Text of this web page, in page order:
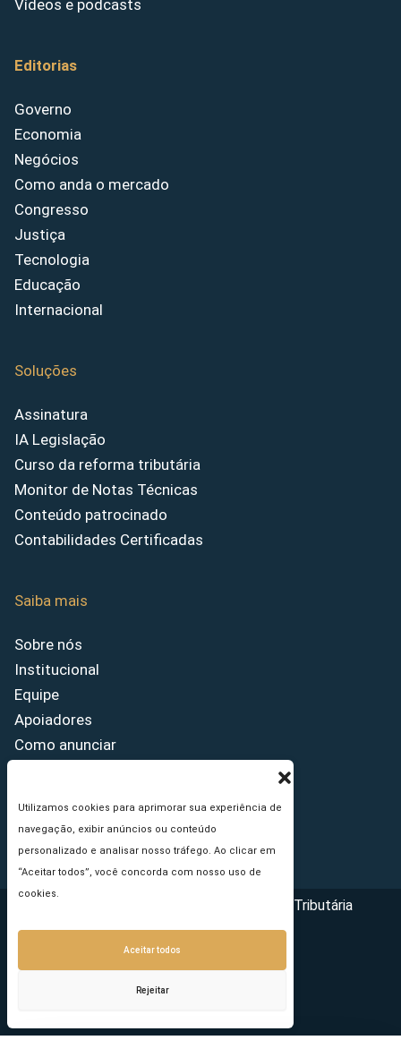
Utilizamos cookies para aprimorar sua experiência de
navegação, exibir anúncios ou conteúdo
personalizado e analisar nosso tráfego. Ao clicar em
“Aceitar todos”, você concorda com nosso uso de
cookies.
Aceitar todos
Rejeitar
Vídeos e podcasts
Editorias
Governo
Economia
Negócios
Como anda o mercado
Congresso
Justiça
Tecnologia
Educação
Internacional
Soluções
Assinatura
IA Legislação
Curso da reforma tributária
Monitor de Notas Técnicas
Conteúdo patrocinado
Contabilidades Certificadas
Saiba mais
Sobre nós
Institucional
Equipe
Apoiadores
Como anunciar
Princípios Editoriais
Copyright © 2026 - Portal da Reforma Tributária